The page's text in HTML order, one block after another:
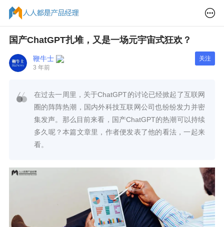
国产ChatGPT扎堆，又是一场元宇宙式狂欢？
鞭牛士
3 年前
关注
在过去一周里，关于ChatGPT的讨论已经掀起了互联网
圈的阵阵热潮，国内外科技互联网公司也纷纷发力并密
集发声。那么目前来看，国产ChatGPT的热潮可以持续
多久呢？本篇文章里，作者便发表了他的看法，一起来
看。